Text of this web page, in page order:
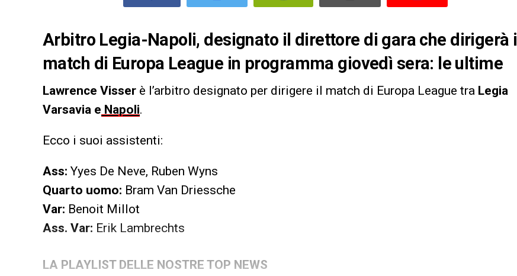
Arbitro Legia-Napoli, designato il direttore di gara che dirigerà il
match di Europa League in programma giovedì sera: le ultime
Lawrence Visser è l’arbitro designato per dirigere il match di Europa League tra Legia
Varsavia e Napoli.
Ecco i suoi assistenti:
Ass: Yyes De Neve, Ruben Wyns
Quarto uomo: Bram Van Driessche
Var: Benoit Millot
Ass. Var: Erik Lambrechts
LA PLAYLIST DELLE NOSTRE TOP NEWS